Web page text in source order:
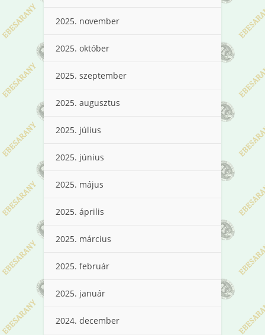
2025. november
2025. október
2025. szeptember
2025. augusztus
2025. július
2025. június
2025. május
2025. április
2025. március
2025. február
2025. január
2024. december